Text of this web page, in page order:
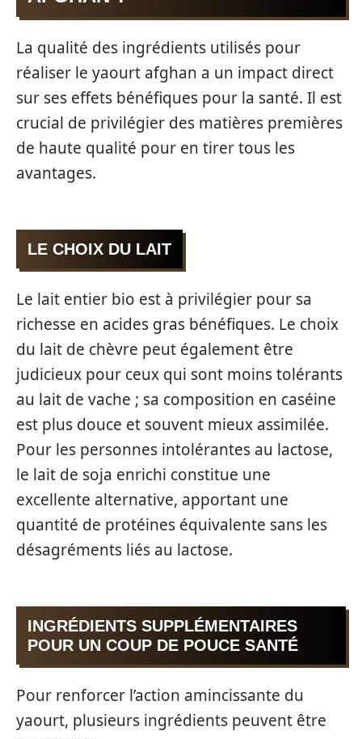
La qualité des ingrédients utilisés pour
réaliser le yaourt afghan a un impact direct
sur ses effets bénéfiques pour la santé. Il est
crucial de privilégier des matières premières
de haute qualité pour en tirer tous les
avantages.
LE CHOIX DU LAIT
Le lait entier bio est à privilégier pour sa
richesse en acides gras bénéfiques. Le choix
du lait de chèvre peut également être
judicieux pour ceux qui sont moins tolérants
au lait de vache ; sa composition en caséine
est plus douce et souvent mieux assimilée.
Pour les personnes intolérantes au lactose,
le lait de soja enrichi constitue une
excellente alternative, apportant une
quantité de protéines équivalente sans les
désagréments liés au lactose.
INGRÉDIENTS SUPPLÉMENTAIRES
POUR UN COUP DE POUCE SANTÉ
Pour renforcer l’action amincissante du
yaourt, plusieurs ingrédients peuvent être